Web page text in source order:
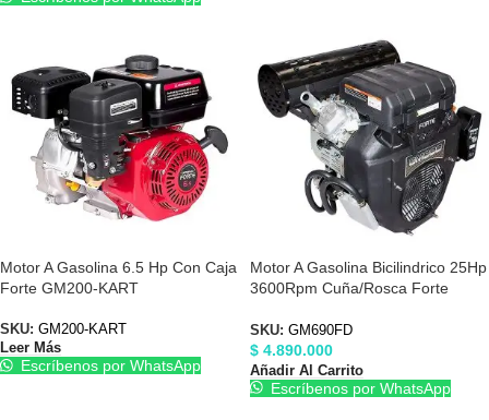
Motor A Gasolina 6.5 Hp Con Caja
Forte GM200-KART
SKU: GM200-KART
Leer Más
Escríbenos por WhatsApp
Motor A Gasolina Bicilindrico 25Hp
3600Rpm Cuña/Rosca Forte
SKU: GM690FD
$ 4.890.000
Añadir Al Carrito
Escríbenos por WhatsApp